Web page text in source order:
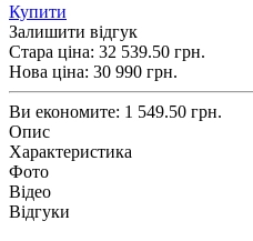
Купити
Залишити відгук
Стара ціна: 32 539.50 грн.
Нова ціна: 30 990 грн.
Ви економите: 1 549.50 грн.
Опис
Характеристика
Фото
Відео
Відгуки